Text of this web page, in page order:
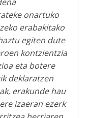
onartuko
erabakitako
egiten dute
kontzientzia
eta botere
deklaratzen
erakunde hau
izaeran ezerk